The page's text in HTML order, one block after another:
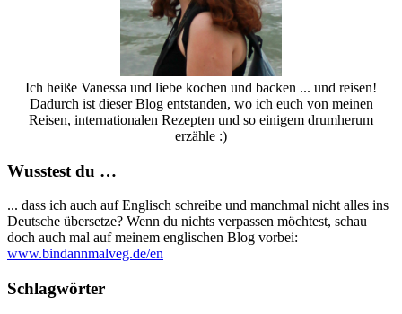
Ich heiße Vanessa und liebe kochen und backen ... und reisen!
Dadurch ist dieser Blog entstanden, wo ich euch von meinen
Reisen, internationalen Rezepten und so einigem drumherum
erzähle :)
Wusstest du …
... dass ich auch auf Englisch schreibe und manchmal nicht alles ins
Deutsche übersetze? Wenn du nichts verpassen möchtest, schau
doch auch mal auf meinem englischen Blog vorbei:
www.bindannmalveg.de/en
Schlagwörter